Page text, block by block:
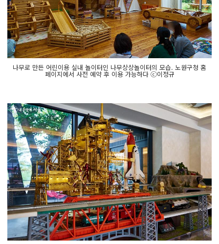
나무로 만든 어린이용 실내 놀이터인 나무상상놀이터의 모습. 노원구청 홈
페이지에서 사전 예약 후 이용 가능하다 ⓒ이정규